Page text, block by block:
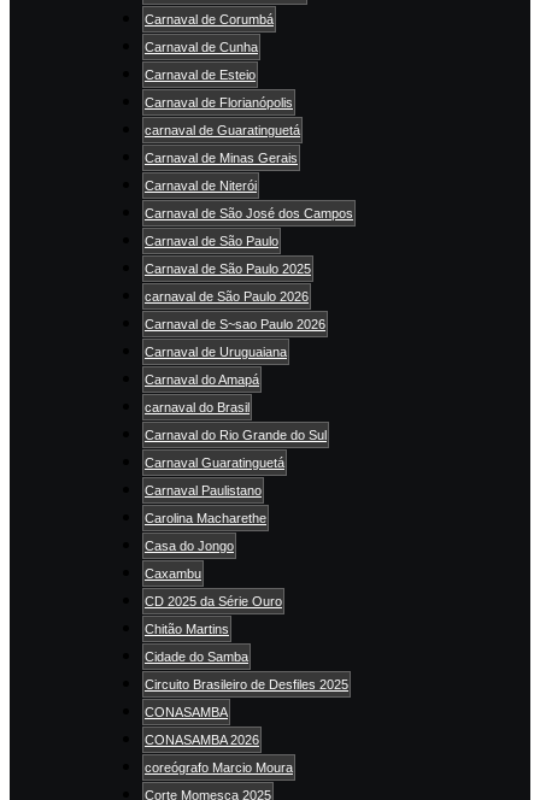
Carnaval de Corumbá
Carnaval de Cunha
Carnaval de Esteio
Carnaval de Florianópolis
carnaval de Guaratinguetá
Carnaval de Minas Gerais
Carnaval de Niterói
Carnaval de São José dos Campos
Carnaval de São Paulo
Carnaval de São Paulo 2025
carnaval de São Paulo 2026
Carnaval de S~sao Paulo 2026
Carnaval de Uruguaiana
Carnaval do Amapá
carnaval do Brasil
Carnaval do Rio Grande do Sul
Carnaval Guaratinguetá
Carnaval Paulistano
Carolina Macharethe
Casa do Jongo
Caxambu
CD 2025 da Série Ouro
Chitão Martins
Cidade do Samba
Circuito Brasileiro de Desfiles 2025
CONASAMBA
CONASAMBA 2026
coreógrafo Marcio Moura
Corte Momesca 2025